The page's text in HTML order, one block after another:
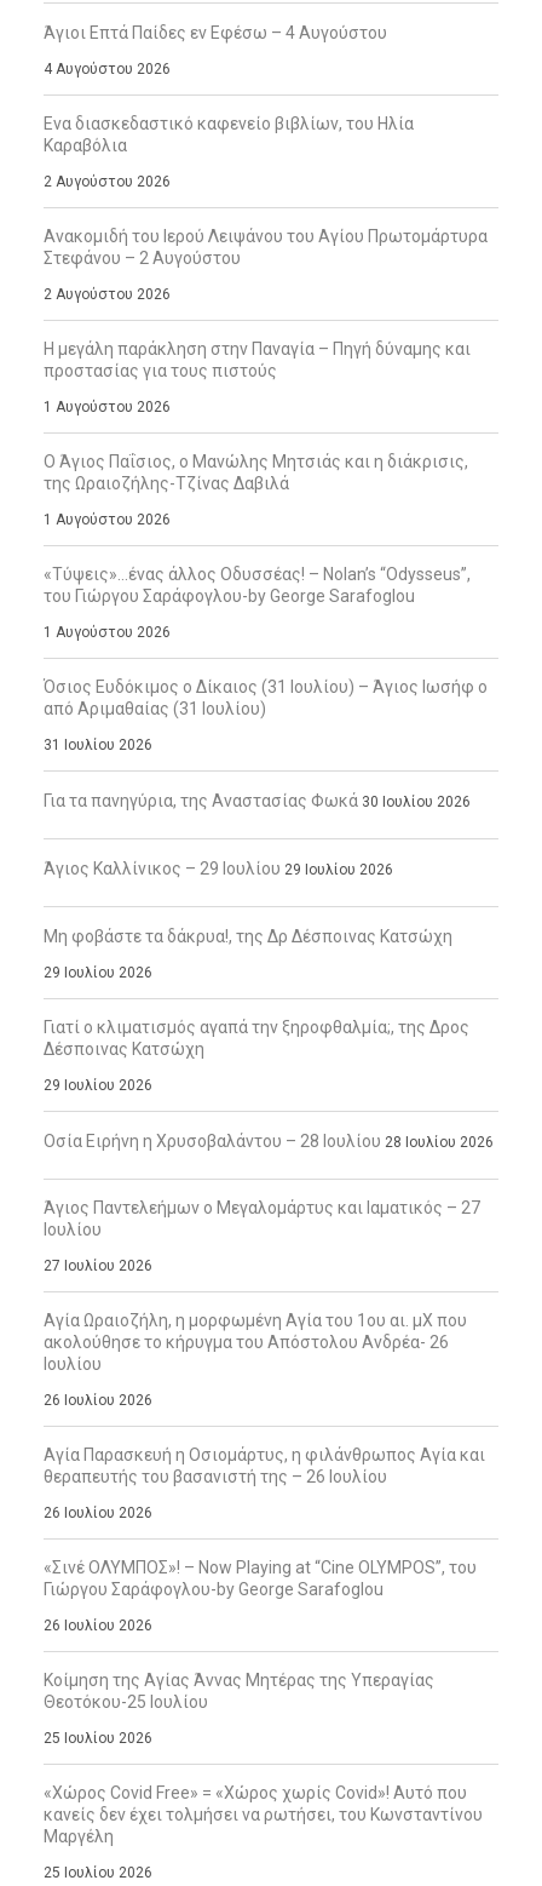
Άγιοι Επτά Παίδες εν Εφέσω – 4 Αυγούστου
4 Αυγούστου 2026
Ενα διασκεδαστικό καφενείο βιβλίων, του Ηλία
Καραβόλια
2 Αυγούστου 2026
Ανακομιδή του Ιερού Λειψάνου του Αγίου Πρωτομάρτυρα
Στεφάνου – 2 Αυγούστου
2 Αυγούστου 2026
Η μεγάλη παράκληση στην Παναγία – Πηγή δύναμης και
προστασίας για τους πιστούς
1 Αυγούστου 2026
Ο Άγιος Παΐσιος, ο Μανώλης Μητσιάς και η διάκρισις,
της Ωραιοζήλης-Τζίνας Δαβιλά
1 Αυγούστου 2026
«Τύψεις»…ένας άλλος Οδυσσέας! – Nolan’s “Odysseus”,
του Γιώργου Σαράφογλου-by George Sarafoglou
1 Αυγούστου 2026
Όσιος Ευδόκιμος ο Δίκαιος (31 Ιουλίου) – Άγιος Ιωσήφ ο
από Αριμαθαίας (31 Ιουλίου)
31 Ιουλίου 2026
Για τα πανηγύρια, της Αναστασίας Φωκά 30 Ιουλίου 2026
Άγιος Καλλίνικος – 29 Ιουλίου 29 Ιουλίου 2026
Μη φοβάστε τα δάκρυα!, της Δρ Δέσποινας Κατσώχη
29 Ιουλίου 2026
Γιατί ο κλιματισμός αγαπά την ξηροφθαλμία;, της Δρος
Δέσποινας Κατσώχη
29 Ιουλίου 2026
Οσία Ειρήνη η Χρυσοβαλάντου – 28 Ιουλίου 28 Ιουλίου 2026
Άγιος Παντελεήμων ο Μεγαλομάρτυς και Ιαματικός – 27
Ιουλίου
27 Ιουλίου 2026
Αγία Ωραιοζήλη, η μορφωμένη Αγία του 1ου αι. μΧ που
ακολούθησε το κήρυγμα του Απόστολου Ανδρέα- 26
Ιουλίου
26 Ιουλίου 2026
Αγία Παρασκευή η Οσιομάρτυς, η φιλάνθρωπος Αγία και
θεραπευτής του βασανιστή της – 26 Ιουλίου
26 Ιουλίου 2026
«Σινέ ΟΛΥΜΠΟΣ»! – Now Playing at “Cine OLYMPOS”, του
Γιώργου Σαράφογλου-by George Sarafoglou
26 Ιουλίου 2026
Κοίμηση της Αγίας Άννας Μητέρας της Υπεραγίας
Θεοτόκου-25 Ιουλίου
25 Ιουλίου 2026
«Χώρος Covid Free» = «Χώρος χωρίς Covid»! Αυτό που
κανείς δεν έχει τολμήσει να ρωτήσει, του Κωνσταντίνου
Μαργέλη
25 Ιουλίου 2026